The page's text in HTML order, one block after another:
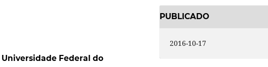
Universidade Federal do
PUBLICADO
2016-10-17